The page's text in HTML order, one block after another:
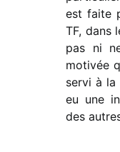
est faite
TF, dans
pas ni
moti­vée
servi à la
eu une
des